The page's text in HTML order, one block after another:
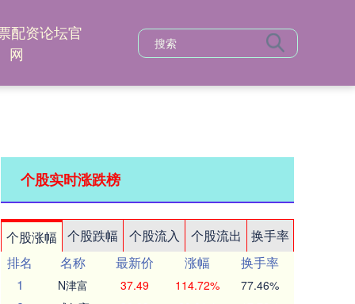
配资论坛官
网
个股实时涨跌榜
个股涨幅 个股跌幅 个股流入 个股流出
换手率
排名
名称 最新价 涨幅
换手率
1
N津富 37.49 114.72% 77.46%